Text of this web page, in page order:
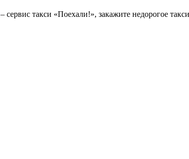
– сервис такси «Поехали!», закажите недорогое